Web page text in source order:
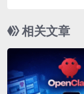
相关文章